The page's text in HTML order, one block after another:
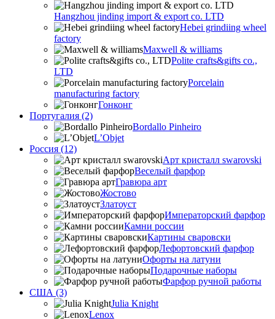
Hangzhou jinding import & export co. LTD
Hebei grindiing wheel
factory
Maxwell & williams
Polite crafts&gifts co.,
LTD
Porcelain
manufacturing factory
Гонконг
Португалия (2)
Bordallo Pinheiro
L’Objet
Россия (12)
Арт кристалл swarovski
Веселый фарфор
Гравюра арт
Жостово
Златоуст
Императорский фарфор
Камни россии
Картины сваровски
Лефортовский фарфор
Офорты на латуни
Подарочные наборы
Фарфор ручной работы
США (3)
Julia Knight
Lenox